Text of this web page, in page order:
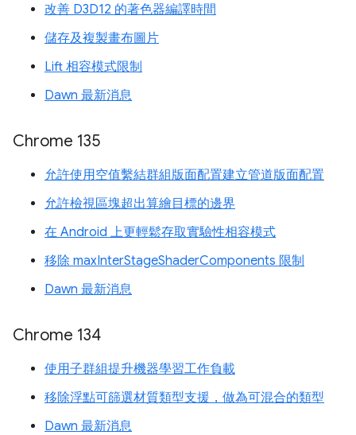
改善 D3D12 的著色器編譯時間
儲存及複製畫布圖片
Lift 相容模式限制
Dawn 最新消息
Chrome 135
允許使用空值繫結群組版面配置建立管道版面配置
允許檢視區塊超出算繪目標的邊界
在 Android 上更輕鬆存取實驗性相容模式
移除 maxInterStageShaderComponents 限制
Dawn 最新消息
Chrome 134
使用子群組提升機器學習工作負載
移除浮點可篩選材質類型支援，做為可混合的類型
Dawn 最新消息